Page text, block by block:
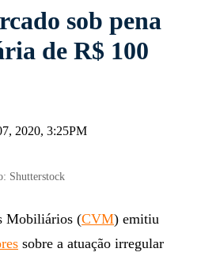
sob pena
de R$ 100
2020, 3:25PM
Shutterstock
Mobiliários (CVM) emitiu
sobre a atuação irregular